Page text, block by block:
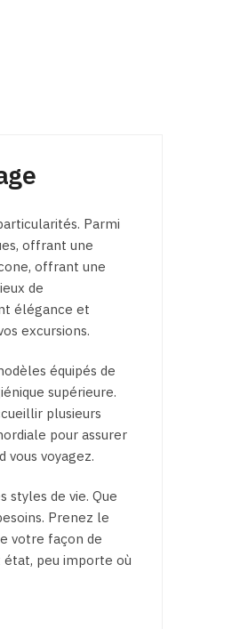
Parmi
offrant une
offrant une
de
élégance et
excursions.
équipés de
supérieure.
plusieurs
pour assurer
vous voyagez.
styles de vie. Que
Prenez le
votre façon de
état, peu importe où